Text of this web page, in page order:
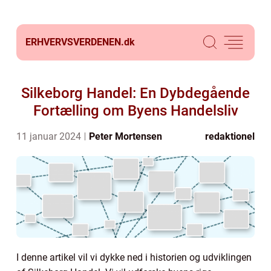
ERHVERVSVERDENEN.dk
Silkeborg Handel: En Dybdegående
Fortælling om Byens Handelsliv
11 januar 2024 Peter Mortensen redaktionel
I denne artikel vil vi dykke ned i historien og udviklingen